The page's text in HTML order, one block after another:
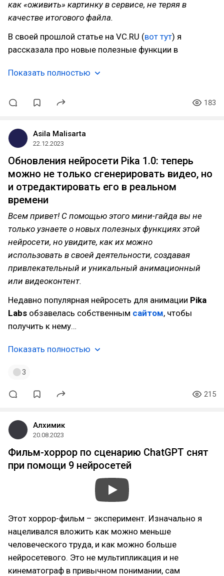
как «оживить» картинку в сервисе, не теряя в
качестве итогового файла.
В своей прошлой статье на VC.RU (вот тут) я
рассказала про новые полезные функции в
Показать полностью
183
Asila Malisarta
22.12.2023
Обновления нейросети Pika 1.0: теперь
можно не только сгенерировать видео, но
и отредактировать его в реальном
времени
Всем привет! С помощью этого мини-гайда вы не
только узнаете о новых полезных функциях этой
нейросети, но увидите, как их можно
использовать в своей деятельности, создавая
привлекательный и уникальный анимационный
или видеоконтент.
Недавно популярная нейросеть для анимации Pika
Labs обзавелась собственным сайтом, чтобы
получить к нему…
Показать полностью
3
215
Алхимик
20.08.2023
Фильм-хоррор по сценарию ChatGPT снят
при помощи 9 нейросетей
Этот хоррор-фильм – эксперимент. Изначально я
нацеливался вложить как можно меньше
человеческого труда, и как можно больше
нейросетевого. Это не мультипликация и не
кинематограф в привычном понимании, сам